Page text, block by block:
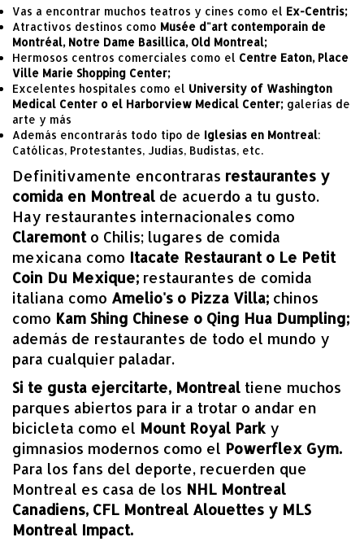
Vas a encontrar muchos teatros y cines como el Ex-Centris;
Atractivos destinos como Musée d"art contemporain de
Montréal, Notre Dame Basillica, Old Montreal;
Hermosos centros comerciales como el Centre Eaton, Place
Ville Marie Shopping Center;
Excelentes hospitales como el University of Washington
Medical Center o el Harborview Medical Center; galerías de
arte y más
Además encontrarás todo tipo de Iglesias en Montreal:
Católicas, Protestantes, Judías, Budistas, etc.
Definitivamente encontraras restaurantes y
comida en Montreal de acuerdo a tu gusto.
Hay restaurantes internacionales como
Claremonto Chilis; lugares de comida
mexicana como Itacate Restaurant o Le Petit
Coin Du Mexique; restaurantes de comida
italiana como Amelio's o Pizza Villa; chinos
como Kam Shing Chinese o Qing Hua Dumpling;
además de restaurantes de todo el mundo y
para cualquier paladar.
Si te gusta ejercitarte, Montreal tiene muchos
parques abiertos para ir a trotar o andar en
bicicleta como el Mount Royal Park y
gimnasios modernos como el Powerflex Gym.
Para los fans del deporte, recuerden que
Montreal es casa de los NHL Montreal
Canadiens, CFL Montreal Alouettes y MLS
Montreal Impact.